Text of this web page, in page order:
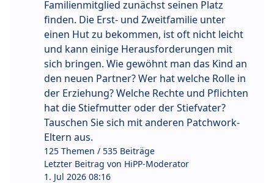
Familienmitglied zunächst seinen Platz
finden. Die Erst- und Zweitfamilie unter
einen Hut zu bekommen, ist oft nicht leicht
und kann einige Herausforderungen mit
sich bringen. Wie gewöhnt man das Kind an
den neuen Partner? Wer hat welche Rolle in
der Erziehung? Welche Rechte und Pflichten
hat die Stiefmutter oder der Stiefvater?
Tauschen Sie sich mit anderen Patchwork-
Eltern aus.
125 Themen / 535 Beiträge
Letzter Beitrag von HiPP-Moderator
1. Jul 2026 08:16